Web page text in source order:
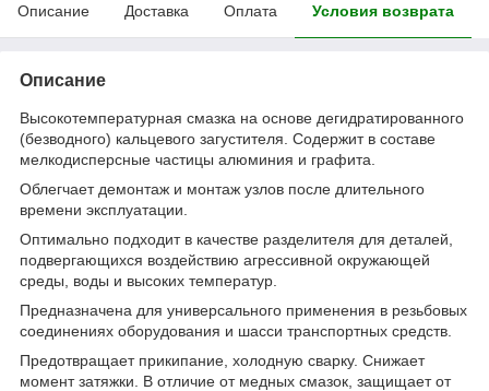
Описание Доставка Оплата Условия возврата
Описание
Высокотемпературная смазка на основе дегидратированного
(безводного) кальцевого загустителя. Содержит в составе
мелкодисперсные частицы алюминия и графита.
Облегчает демонтаж и монтаж узлов после длительного
времени эксплуатации.
Оптимально подходит в качестве разделителя для деталей,
подвергающихся воздействию агрессивной окружающей
среды, воды и высоких температур.
Предназначена для универсального применения в резьбовых
соединениях оборудования и шасси транспортных средств.
Предотвращает прикипание, холодную сварку. Снижает
момент затяжки. В отличие от медных смазок, защищает от